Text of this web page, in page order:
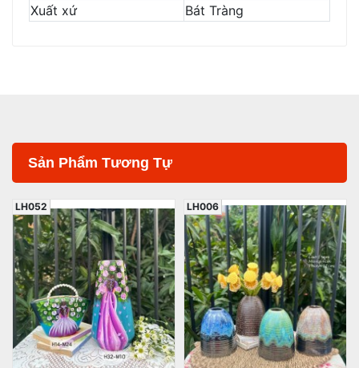
Xuất xứ
Bát Tràng
Sản Phẩm Tương Tự
LH052 LH006